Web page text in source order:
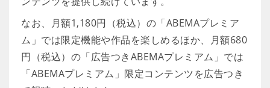
なお、月額1,180円（税込）の「ABEMAプレミア
ム」では限定機能や作品を楽しめるほか、月額680
円（税込）の「広告つきABEMAプレミアム」では
「ABEMAプレミアム」限定コンテンツを広告つき